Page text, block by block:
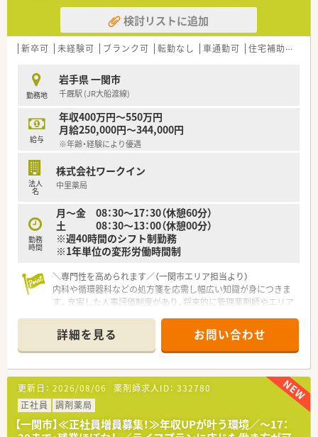
検討リストに追加
新卒可 未経験可 ブランク可 転勤なし 車通勤可 住宅補助(手当)あり
勤務地
岩手県 一関市
千厩駅 (JR大船渡線)
給与
年収400万円～550万円
月給250,000円～344,000円
※年齢・経験により優遇
法人
名
株式会社ワークイン
中里薬局
勤務
時間
月～金 08：30～17：30（休憩60分）
土 08：30～13：00（休憩00分）
※週40時間のシフト制勤務
※1年単位の変形労働時間制
＼専門性を高められます／（一関市エリア担当より）
内科や循環器科などの処方箋を応需し幅広い知識が身につきま
す。充実した人事評価制度があり、将来的に管理薬剤師やエリア
＊------------------------------------------＊
【店舗情報と応需状況について】
■JR大船渡線の千厩駅から車で2分ほどの県道14号線沿いに位
置しておりお車での通勤が大変便利な調剤薬局です。
■近隣医療機関から内科や循環器科および小児科などの処方箋
を1日あたり30枚から50枚程度応需しております。
■現在は常勤薬剤師が2名と医療事務スタッフが2名在籍してお
り協力しながら日々の業務に取り組んでおります。
詳細を見る お問い合わせ
更新日： 2026/08/06 薬剤師求人ID： 332780
正社員
調剤薬局
【一関市】≪正社員増員募集！≫年収UPが叶う環境／～17：